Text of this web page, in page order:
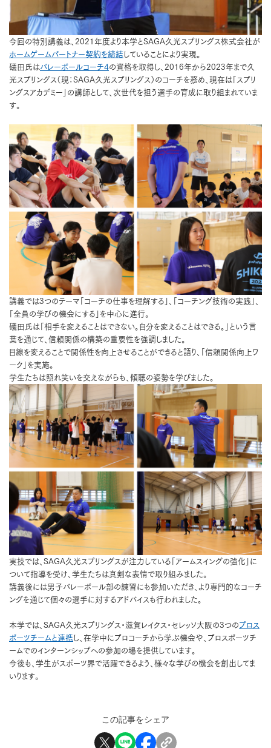
今回の特別講義は、2021年度より本学とSAGA久光スプリングス株式会社が
ホームゲームパートナー契約を締結していることにより実現。
礒田氏はバレーボールコーチ4の資格を取得し、2016年から2023年まで久
光スプリングス（現：SAGA久光スプリングス）のコーチを務め、現在は「スプリ
ングスアカデミー」の講師として、次世代を担う選手の育成に取り組まれていま
す。
講義では3つのテーマ「コーチの仕事を理解する」、「コーチング技術の実践」、
「全員の学びの機会にする」を中心に進行。
礒田氏は「相手を変えることはできない。自分を変えることはできる。」という言
葉を通じて、信頼関係の構築の重要性を強調しました。
目線を変えることで関係性を向上させることができると語り、「信頼関係向上ワ
ーク」を実施。
学生たちは照れ笑いを交えながらも、傾聴の姿勢を学びました。
実技では、SAGA久光スプリングスが注力している「アームスイングの強化」に
ついて指導を受け、学生たちは真剣な表情で取り組みました。
講義後には男子バレーボール部の練習にも参加いただき、より専門的なコーチ
ングを通じて個々の選手に対するアドバイスも行われました。
本学では、SAGA久光スプリングス・滋賀レイクス・セレッソ大阪の3つのプロス
ポーツチームと連携し、在学中にプロコーチから学ぶ機会や、プロスポーツチ
ームでのインターンシップへの参加の場を提供しています。
今後も、学生がスポーツ界で活躍できるよう、様々な学びの機会を創出してま
いります。
この記事をシェア